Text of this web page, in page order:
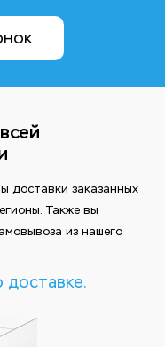
доставки заказанных
Также вы
из нашего